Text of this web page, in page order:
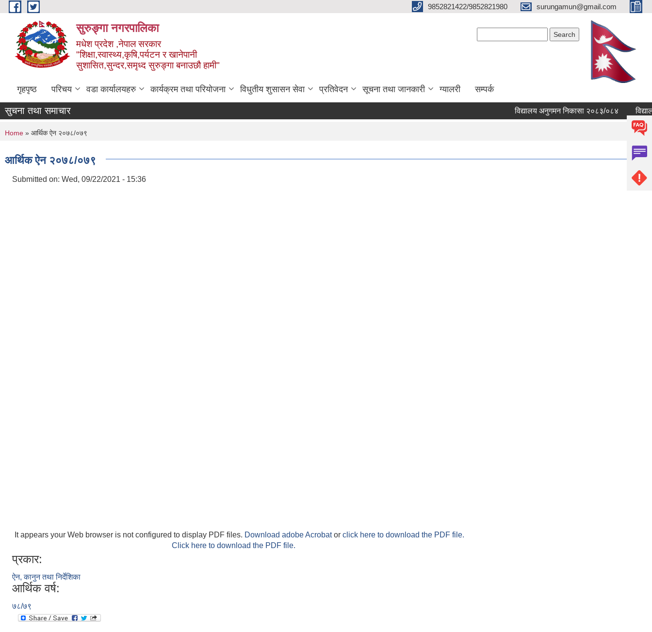
Skip to main content 9852821422/9852821980 surungamun@gmail.com
सुरुङ्‍गा नगरपालिका
मधेश प्रदेश ,नेपाल सरकार
"शिक्षा,स्वास्थ्य,कृषि,पर्यटन र खानेपानी
सुशासित,सुन्दर,समृध्द सुरुङ्गा बनाउछौ हामी"
गृहपृष्ठ परिचय वडा कार्यालयहरु कार्यक्रम तथा परियोजना विधुतीय शुसासन सेवा प्रतिवेदन सूचना तथा जानकारी ग्यालरी सम्पर्क
सुचना तथा समाचार विद्यालय अनुगमन निकासा २०८३/०८४
You are here
Home » आर्थिक ऐन २०७८/०७९
आर्थिक ऐन २०७८/०७९
Submitted on: Wed, 09/22/2021 - 15:36
It appears your Web browser is not configured to display PDF files. Download adobe Acrobator click here to download the PDF file.
Click here to download the PDF file.
प्रकार:
ऐन, कानुन तथा निर्देशिका
आर्थिक वर्ष:
७८/७९